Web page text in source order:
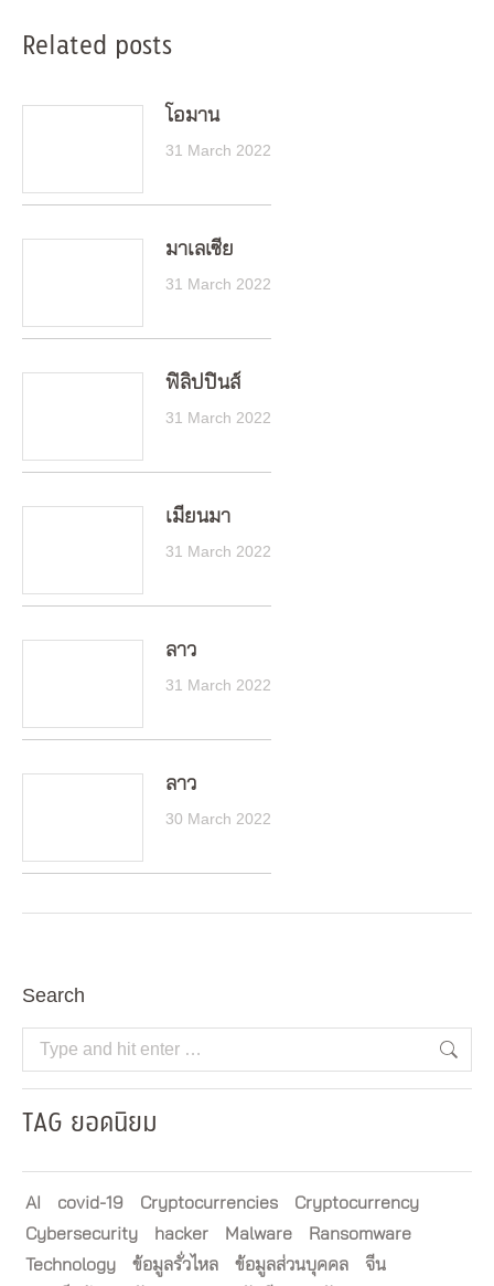
Related posts
โอมาน
31 March 2022
มาเลเซีย
31 March 2022
ฟิลิปปินส์
31 March 2022
เมียนมา
31 March 2022
ลาว
31 March 2022
ลาว
30 March 2022
Search
Search:
TAG ยอดนิยม
AI covid-19 Cryptocurrencies
Cryptocurrency
Cybersecurity
hacker Malware
Ransomware
Technology
ข้อมูลรั่วไหล ข้อมูลส่วนบุคคล
จีน